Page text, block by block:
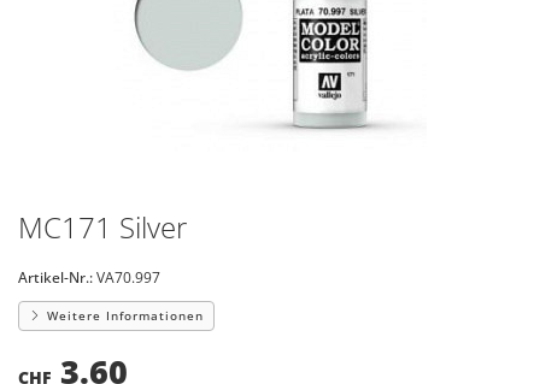
MC171 Silver
Artikel-Nr.:VA70.997
Weitere Informationen
CHF 3.60